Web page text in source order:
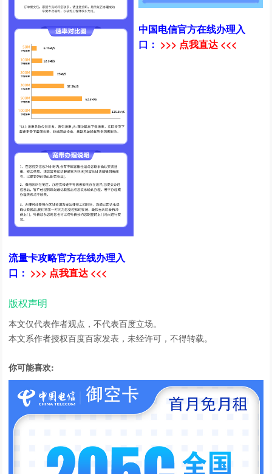
流量卡攻略官方在线办理入
口： >>> 点我直达 <<<
中国电信官方在线办理入
口： >>> 点我直达 <<<
版权声明
本文仅代表作者观点，不代表百度立场。
本文系作者授权百度百家发表，未经许可，不得转载。
你可能喜欢: